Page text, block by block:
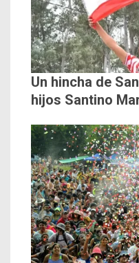
Un hincha de
hijos Santino